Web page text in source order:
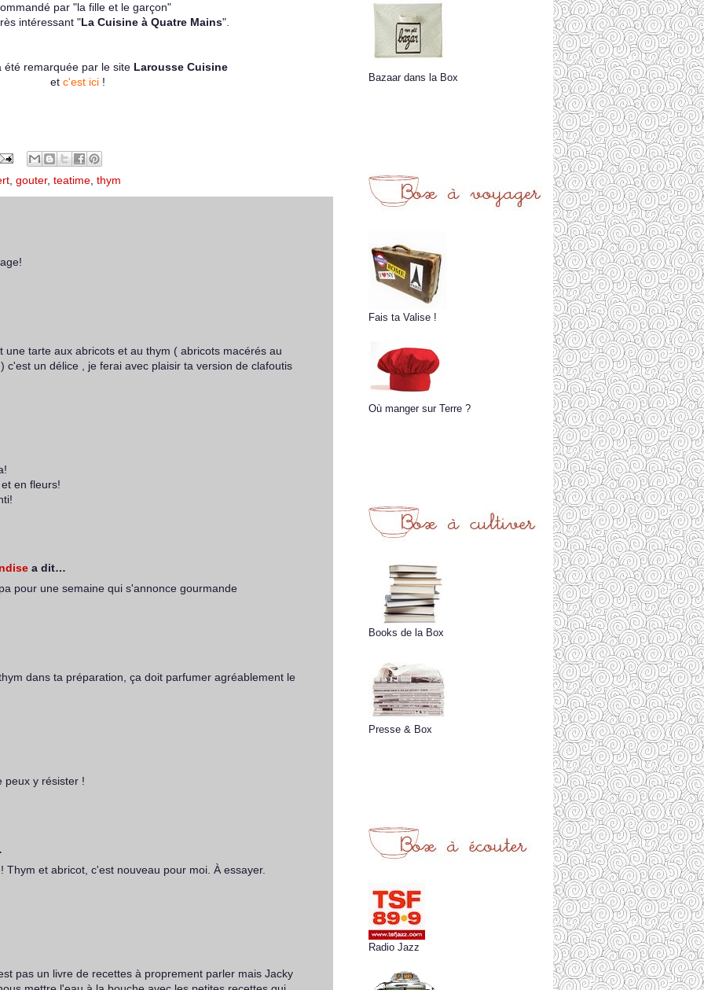
par "la fille et le garçon"
intéressant "La Cuisine à Quatre Mains".
été remarquée par le site Larousse Cuisine
et c'est ici !
gouter, teatime thym
une tarte aux abricots et au thym ( abricots macérés au
c'est un délice , je ferai avec plaisir ta version de clafoutis
en fleurs!
a dit…
pour une semaine qui s'annonce gourmande
dans ta préparation, ça doit parfumer agréablement le
peux y résister !
Thym et abricot, c'est nouveau pour moi. À essayer.
pas un livre de recettes à proprement parler mais Jacky
Bazaar dans la Box
Fais ta Valise !
Où manger sur Terre ?
Books de la Box
Presse & Box
Radio Jazz